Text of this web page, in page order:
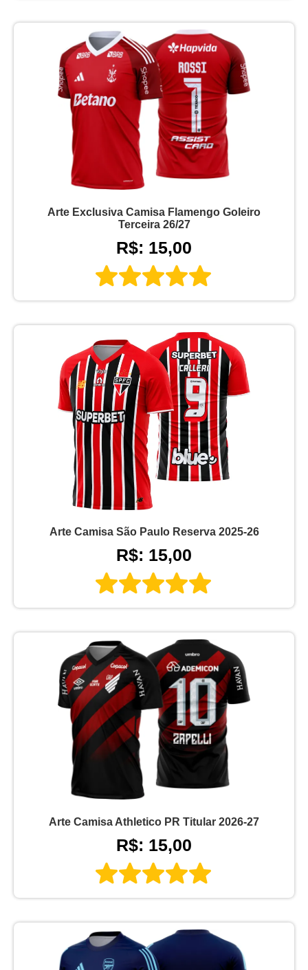
Arte Exclusiva Camisa Flamengo Goleiro
Terceira 26/27
R$: 15,00
Arte Camisa São Paulo Reserva 2025-26
R$: 15,00
Arte Camisa Athletico PR Titular 2026-27
R$: 15,00